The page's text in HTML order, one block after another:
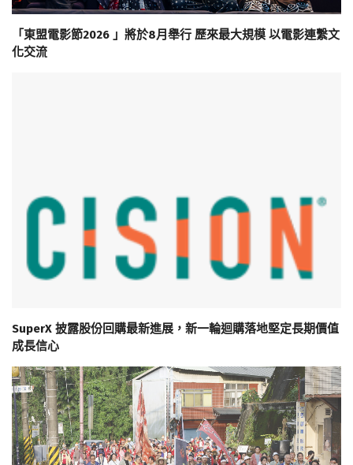
「東盟電影節2026 」將於8月舉行 歷來最大規模 以電影連繫文
化交流
SuperX 披露股份回購最新進展，新一輪迴購落地堅定長期價值
成長信心